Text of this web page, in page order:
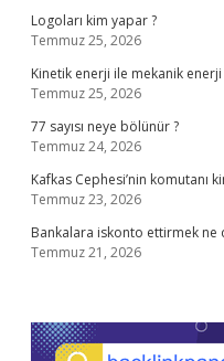
Logoları kim yapar ?
Temmuz 25, 2026
Kinetik enerji ile mekanik
Temmuz 25, 2026
77 sayısı neye bölünür ?
Temmuz 24, 2026
Kafkas Cephesi’nin komutanı
Temmuz 23, 2026
Bankalara iskonto ettirmek ne
Temmuz 21, 2026